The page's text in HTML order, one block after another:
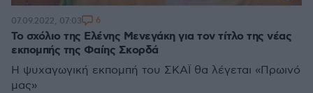
Το σχόλιο της Ελένης Μενεγάκη για τον τίτλο της νέας
εκπομπής της Φαίης Σκορδά
Η ψυχαγωγική εκπομπή του ΣΚΑΪ θα λέγεται «Πρωινό
μας»
07.09.2022, 07:03 6